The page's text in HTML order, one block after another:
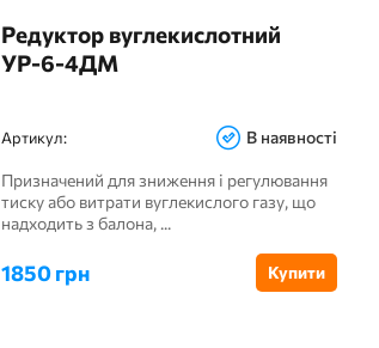
Редуктор вуглекислотний
УР-6-4ДМ
Артикул: В наявності
Призначений для зниження і регулювання
тиску або витрати вуглекислого газу, що
надходить з балона, ...
1850 грн Купити